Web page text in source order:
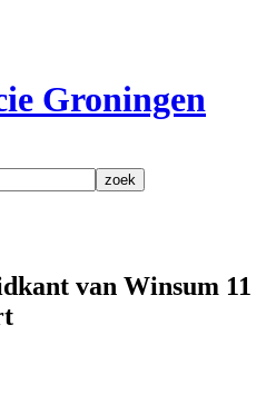
zoek
van Winsum 11